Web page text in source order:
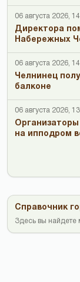
06 августа 2026,
Директора
Набережных
06 августа 2026,
Челнинец
балконе
06 августа 2026,
на ипподром
Справочник
Здесь вы найдете